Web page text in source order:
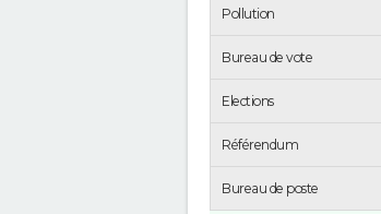
Pollution
Bureau de vote
Elections
Référendum
Bureau de poste